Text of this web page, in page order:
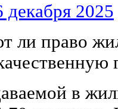
2025
ли право
в